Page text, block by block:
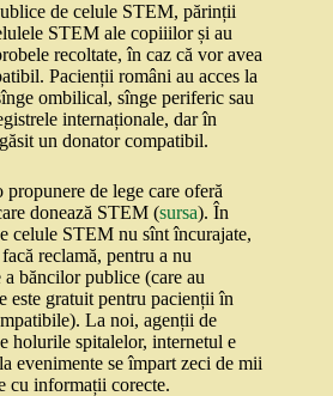
de celule STEM, părinții
STEM ale copiiilor și au
recoltate, în caz că vor avea
Pacienții români au acces la
ombilical, sînge periferic sau
internaționale, dar în
un donator compatibil.
de lege care oferă
donează STEM (sursa). În
celule STEM nu sînt încurajate,
reclamă, pentru a nu
băncilor publice (care au
este gratuit pentru pacienții în
La noi, agenții de
holurile spitalelor, internetul e
evenimente se împart zeci de mii
cu informații corecte.